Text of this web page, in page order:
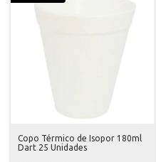
Copo Térmico de Isopor 180ml
Dart 25 Unidades